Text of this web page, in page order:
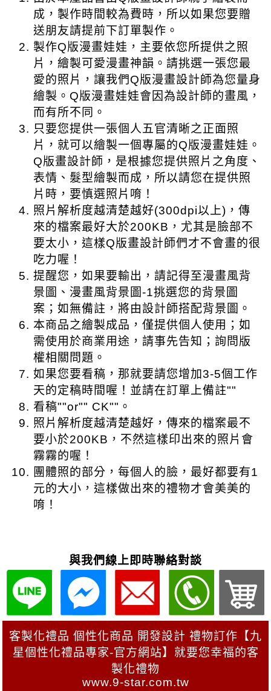
與我們線上即時聯絡對談
客製化禮品 個性化商品 開發設計 禮物訂作【九
星個性化禮品專家-官方網站】就要您幸福的客
製化禮物
www.9-star.com.tw